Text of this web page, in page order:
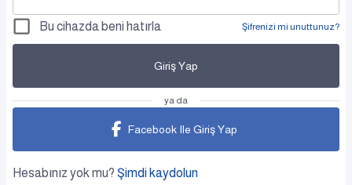
Bu cihazda beni hatırla Şifrenizi mi unuttunuz?
Giriş Yap
ya da
Facebook Ile Giriş Yap
Hesabınız yok mu? Şimdi kaydolun